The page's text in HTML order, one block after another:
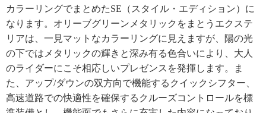
カラーリングでまとめたSE（スタイル・エディション）に
なります。オリーブグリーンメタリックをまとうエクステ
リアは、一見マットなカラーリングに見えますが、陽の光
の下ではメタリックの輝きと深み有る色合いにより、大人
のライダーにこそ相応しいプレゼンスを発揮します。ま
た、アップ/ダウンの双方向で機能するクイックシフター、
高速道路での快適性を確保するクルーズコントロールを標